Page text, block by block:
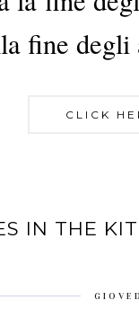
fine
CLICK
IN THE